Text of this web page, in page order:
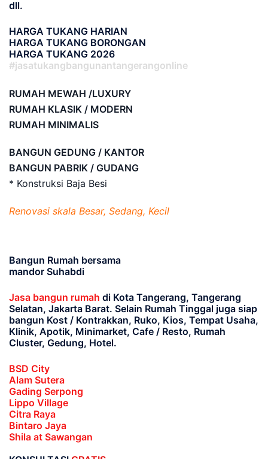
dll.
HARGA TUKANG HARIAN
HARGA TUKANG BORONGAN
HARGA TUKANG 2026
#jasatukangbangunantangerangonline
RUMAH MEWAH /LUXURY
RUMAH KLASIK / MODERN
RUMAH MINIMALIS
BANGUN GEDUNG / KANTOR
BANGUN PABRIK / GUDANG
* Konstruksi Baja Besi
Renovasi skala Besar, Sedang, Kecil
Bangun Rumah bersama
mandor Suhabdi
Jasa bangun rumah di Kota Tangerang, Tangerang
Selatan, Jakarta Barat. Selain Rumah Tinggal juga siap
bangun Kost / Kontrakkan, Ruko, Kios, Tempat Usaha,
Klinik, Apotik, Minimarket, Cafe / Resto, Rumah
Cluster, Gedung, Hotel.
BSD City
Alam Sutera
Gading Serpong
Lippo Village
Citra Raya
Bintaro Jaya
Shila at Sawangan